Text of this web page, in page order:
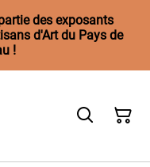
des exposants
d'Art du Pays de
!